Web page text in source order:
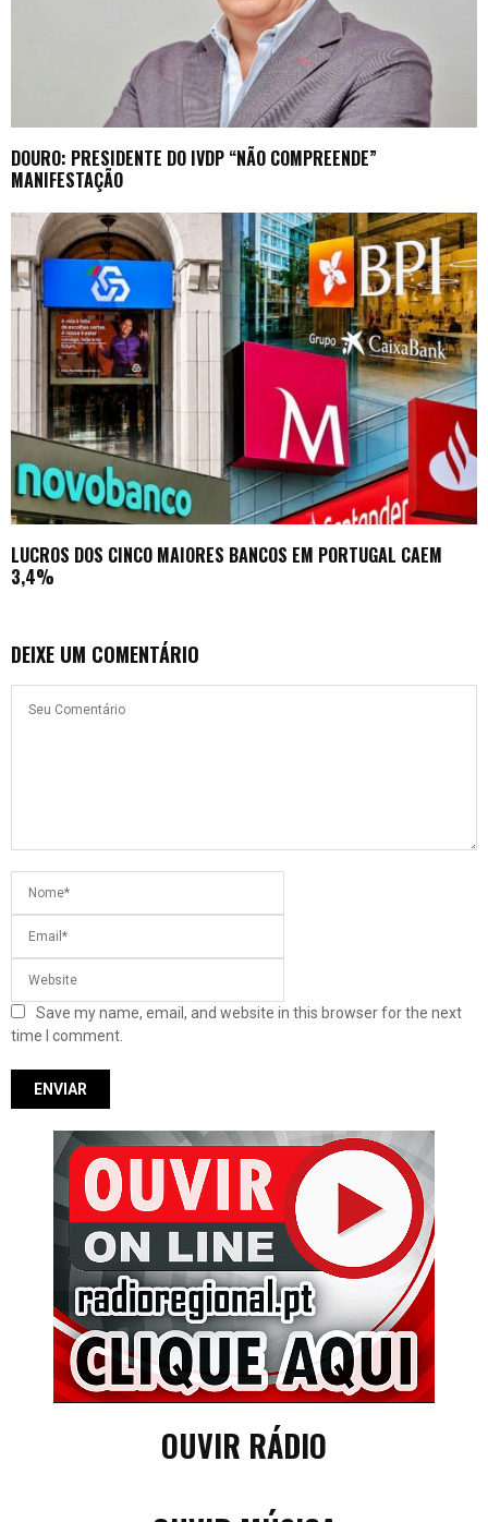
DOURO: PRESIDENTE DO IVDP “NÃO COMPREENDE”
MANIFESTAÇÃO
LUCROS DOS CINCO MAIORES BANCOS EM PORTUGAL CAEM
3,4%
DEIXE UM COMENTÁRIO
Save my name, email, and website in this browser for the next
time I comment.
OUVIR RÁDIO